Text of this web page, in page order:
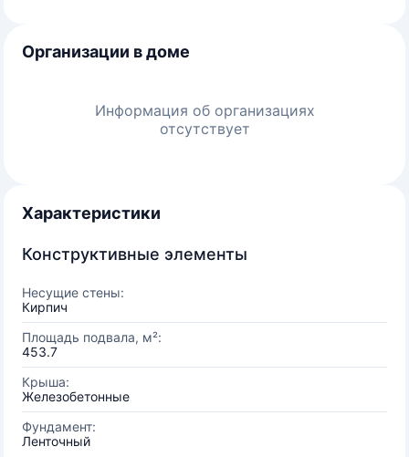
Организации в доме
Информация об организациях
отсутствует
Характеристики
Конструктивные элементы
Несущие стены:
Кирпич
Площадь подвала, м²:
453.7
Крыша:
Железобетонные
Фундамент:
Ленточный